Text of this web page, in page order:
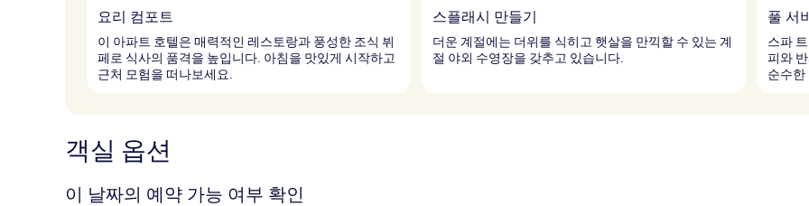
요리 컴포트
이 아파트 호텔은 매력적인 레스토랑과 풍성한 조식 뷔
페로 식사의 품격을 높입니다. 아침을 맛있게 시작하고
근처 모험을 떠나보세요.
스플래시 만들기
더운 계절에는 더위를 식히고 햇살을 만끽할 수 있는 계
절 야외 수영장을 갖추고 있습니다.
풀 서
스파
피와
순수한
객실 옵션
이 날짜의 예약 가능 여부 확인